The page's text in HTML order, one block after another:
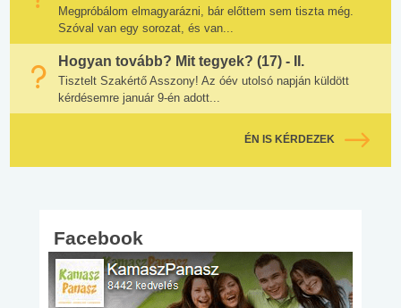
Megpróbálom elmagyarázni, bár előttem sem tiszta még.
Szóval van egy sorozat, és van...
Hogyan tovább? Mit tegyek? (17) - II.
Tisztelt Szakértő Asszony! Az óév utolsó napján küldött
kérdésemre január 9-én adott...
ÉN IS KÉRDEZEK
Facebook